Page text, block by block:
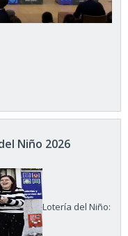
Niño 2026
Lotería del Niño: